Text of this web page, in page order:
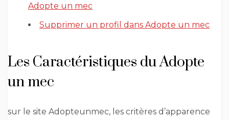
Adopte un mec
Supprimer un profil dans Adopte un mec
Les Caractéristiques du Adopte
un mec
sur le site Adopteunmec, les critères d’apparence